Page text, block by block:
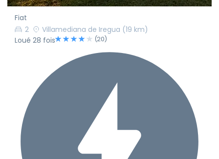
Fiat
2
Villamediana de Iregua (19 km)
Loué 28 fois
(20)